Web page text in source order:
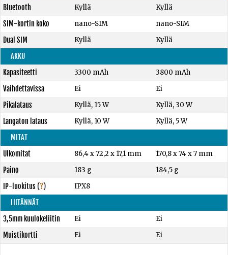
Bluetooth
Kyllä
Kyllä
SIM-kortin koko
nano-SIM
nano-SIM
Dual SIM
Kyllä
Kyllä
AKKU
Kapasiteetti
3300 mAh
3800 mAh
Vaihdettavissa
Ei
Ei
Pikalataus
Kyllä, 15 W
Kyllä, 30 W
Langaton lataus
Kyllä, 10 W
Kyllä, 5 W
MITAT
Ulkomitat
86,4 x 72,2 x 17,1 mm
170,8 x 74 x 7 mm
Paino
183 g
184,5 g
IP-luokitus(?)
IPX8
LIITÄNNÄT
3,5mm kuulokeliitin
Ei
Ei
Muistikortti
Ei Ei